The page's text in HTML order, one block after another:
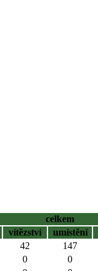
celkem
vítězství umístění
42 147
0 0